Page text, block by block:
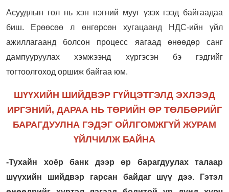
Асуудлын гол нь хэн нэгний мууг үзэх гээд байгаадаа
биш. Ерөөсөө л өнгөрсөн хугацаанд НДС-ийн үйл
ажиллагаанд болсон процесс яагаад өнөөдөр санг
дампууруулах хэмжээнд хүргэсэн бэ гэдгийг
тогтоолгоход оршиж байгаа юм.
ШҮҮХИЙН ШИЙДВЭР ГҮЙЦЭТГЭЛД ЭХЛЭЭД
ИРГЭНИЙ, ДАРАА НЬ ТӨРИЙН ӨР ТӨЛБӨРИЙГ
БАРАГДУУЛНА ГЭДЭГ ОЙЛГОМЖГҮЙ ЖУРАМ
ҮЙЛЧИЛЖ БАЙНА
-Тухайн хоёр банк дээр өр барагдуулах талаар
шүүхийн шийдвэр гарсан байдаг шүү дээ. Гэтэл